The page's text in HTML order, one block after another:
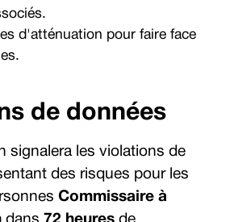
d'atténuation pour faire face
de données
signalera les violations de
des risques pour les
Commissaire à